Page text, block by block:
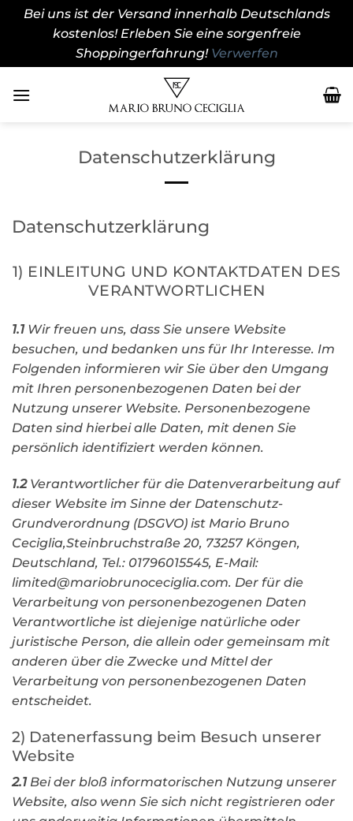
Bei uns ist der Versand innerhalb Deutschlands
kostenlos! Erleben Sie eine sorgenfreie
Shoppingerfahrung! Verwerfen
Inhalt
Datenschutzerklärung
Datenschutzerklärung
1) EINLEITUNG UND KONTAKTDATEN DES
VERANTWORTLICHEN
1.1Wir freuen uns, dass Sie unsere Website
besuchen, und bedanken uns für Ihr Interesse. Im
Folgenden informieren wir Sie über den Umgang
mit Ihren personenbezogenen Daten bei der
Nutzung unserer Website. Personenbezogene
Daten sind hierbei alle Daten, mit denen Sie
persönlich identifiziert werden können.
1.2Verantwortlicher für die Datenverarbeitung auf
dieser Website im Sinne der Datenschutz-
Grundverordnung (DSGVO) ist Mario Bruno
Ceciglia,Steinbruchstraße 20, 73257 Köngen,
Deutschland, Tel.: 01796015545, E-Mail:
limited@mariobrunoceciglia.com. Der für die
Verarbeitung von personenbezogenen Daten
Verantwortliche ist diejenige natürliche oder
juristische Person, die allein oder gemeinsam mit
anderen über die Zwecke und Mittel der
Verarbeitung von personenbezogenen Daten
entscheidet.
2) Datenerfassung beim Besuch unserer
Website
2.1Bei der bloß informatorischen Nutzung unserer
Website, also wenn Sie sich nicht registrieren oder